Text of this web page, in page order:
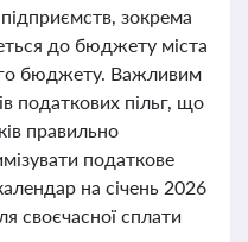
зокрема
до бюджету міста
бюджету. Важливим
податкових пільг, що
правильно
податкове
на січень 2026
своєчасної сплати